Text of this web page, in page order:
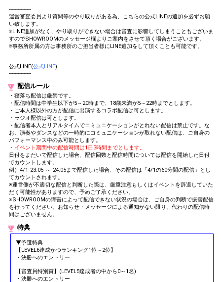
---------------
運営審査委員より質問等のやり取りがある為、こちらの公式LINEの追加を必ずお願
い致します。
※LINE追加がなく、やり取りができない場合は審査に影響してしまうこともございま
すのでSHOWROOMのメッセージ欄よりご案内をさせて頂く場合がございます。
※事務所所属の方は事務所のご担当者様にLINE追加をして頂くことも可能です。
公式LINE(公式LINE)
---------------
配信ルール
・寝落ち配信は厳禁です。
・配信時間は中学生以下が5～20時まで、18歳未満が5～22時までとします。
・ご本人様以外の方が配信に出演するコラボ配信は可とします。
・ラジオ配信は可とします。
・配信者本人とリアルタイムでコミュニケーションがとれない配信は禁止です。な
お、演奏やダンスなどの一時的にコミュニケーションが取れない配信は、ご自身の
パフォーマンス中のみ可能とします。
・イベント期間中の配信時間は1日3時間までとします。
日付をまたいで配信した場合、配信回数と配信時間については配信を開始した日付
でカウントします。
例）4/1 23:05 ～ 24:05まで配信した場合、その配信は「4/1の60分間の配信」とし
てカウントされます。
※運営側が不適切な配信と判断した際は、厳重注意もしくはイベントを辞退していた
だく可能性がありますので、予めご了承ください。
※SHOWROOMの障害によって配信できない状況の場合は、ご自身の判断で振替配信
を行ってください。お知らせ・メッセージによる通知がない限り、代わりの配信時
間はございません。
特典
▼予選特典
【LEVEL6達成かつランキング1位～2位】
・決勝へのエントリー
【審査員特別賞】(LEVEL5達成者の中から0～1名)
・決勝へのエントリー